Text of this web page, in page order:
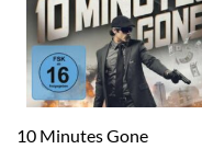
10 Minutes Gone